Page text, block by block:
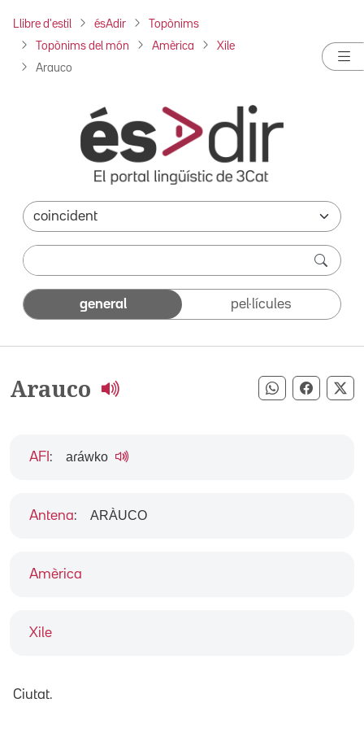
Llibre d'estil ésAdir Topònims
Topònims del món Amèrica Xile
Arauco
general pel·lícules
Arauco Compartir
Amèrica
Xile
AFI : aɾáwko
Antena: ARÀUCO
Ciutat.